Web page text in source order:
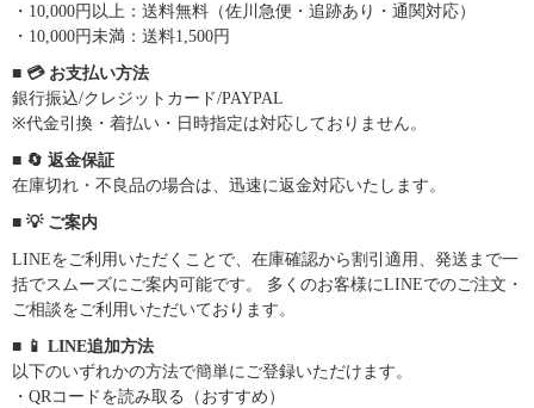
・10,000円以上：送料無料（佐川急便・追跡あり・通関対応）
・10,000円未満：送料1,500円
■ 💳 お支払い方法
銀行振込/クレジットカード/PAYPAL
※代金引換・着払い・日時指定は対応しておりません。
■ 🔄 返金保証
在庫切れ・不良品の場合は、迅速に返金対応いたします。
■ 💡 ご案内
LINEをご利用いただくことで、在庫確認から割引適用、発送まで一
括でスムーズにご案内可能です。 多くのお客様にLINEでのご注文・
ご相談をご利用いただいております。
■ 📱 LINE追加方法
以下のいずれかの方法で簡単にご登録いただけます。
・QRコードを読み取る（おすすめ）